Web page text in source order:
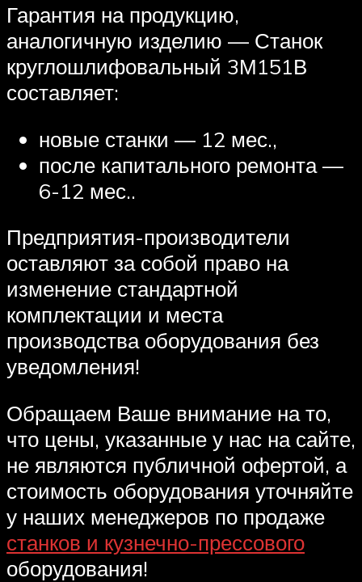
Гарантия на продукцию,
аналогичную изделию — Станок
круглошлифовальный 3М151В
составляет:
новые станки — 12 мес.,
после капитального ремонта —
6-12 мес..
Предприятия-производители
оставляют за собой право на
изменение стандартной
комплектации и места
производства оборудования без
уведомления!
Обращаем Ваше внимание на то,
что цены, указанные у нас на сайте,
не являются публичной офертой, а
стоимость оборудования уточняйте
у наших менеджеров по продаже
станков и кузнечно-прессового
оборудования!